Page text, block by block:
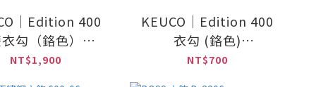
｜Edition 400
勾（鉻色）
NT$1,900
KEUCO｜Edition 400
衣勾 (鉻色)
11514010000
NT$700